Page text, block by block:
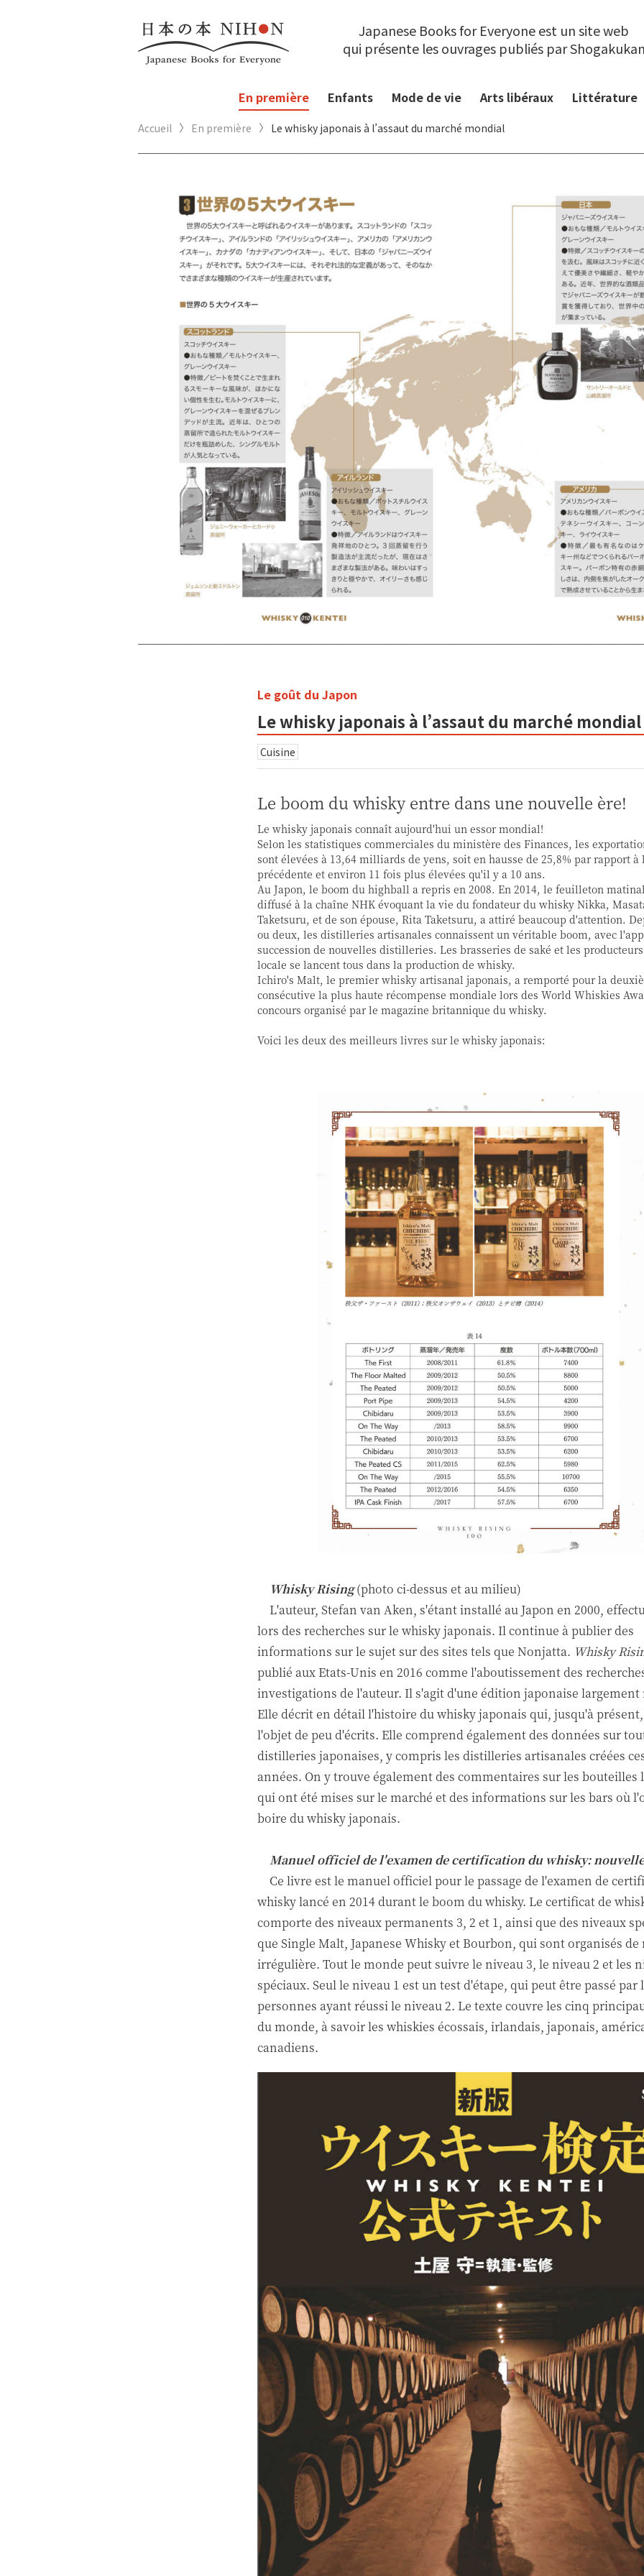
Japanese Books for Everyone est un site web
qui présente les ouvrages publiés par Shogakukan
En première Enfants Mode de vie Arts libéraux Littérature
Accueil En première Le whisky japonais à l’assaut du marché mondial
Le goût du Japon
Le whisky japonais à l’assaut du marché mondial
Cuisine
Le boom du whisky entre dans une nouvelle ère!
Le whisky japonais connaît aujourd'hui un essor mondial!
Selon les statistiques commerciales du ministère des Finances, les
sont élevées à 13,64 milliards de yens, soit en hausse de 25,8% par rapport à
précédente et environ 11 fois plus élevées qu'il y a 10 ans.
Au Japon, le boom du highball a repris en 2008. En 2014, le feuilleton matinal
diffusé à la chaîne NHK évoquant la vie du fondateur du whisky Nikka,
Taketsuru, et de son épouse, Rita Taketsuru, a attiré beaucoup d'attention.
ou deux, les distilleries artisanales connaissent un véritable boom, avec
succession de nouvelles distilleries. Les brasseries de saké et les
locale se lancent tous dans la production de whisky.
Ichiro's Malt, le premier whisky artisanal japonais, a remporté pour la
consécutive la plus haute récompense mondiale lors des World Whiskies
concours organisé par le magazine britannique du whisky.
Voici les deux des meilleurs livres sur le whisky japonais:
Whisky Rising(photo ci-dessus et au milieu)
L'auteur, Stefan van Aken, s'étant installé au Japon en 2000,
lors des recherches sur le whisky japonais. Il continue à publier des
informations sur le sujet sur des sites tels que Nonjatta. Whisky
publié aux Etats-Unis en 2016 comme l'aboutissement des
investigations de l'auteur. Il s'agit d'une édition japonaise largement
Elle décrit en détail l'histoire du whisky japonais qui, jusqu'à
l'objet de peu d'écrits. Elle comprend également des données sur
distilleries japonaises, y compris les distilleries artisanales créées
années. On y trouve également des commentaires sur les bouteilles
qui ont été mises sur le marché et des informations sur les bars où
boire du whisky japonais.
Manuel officiel de l'examen de certification du whisky:
Ce livre est le manuel officiel pour le passage de l'examen de
whisky lancé en 2014 durant le boom du whisky. Le certificat de
comporte des niveaux permanents 3, 2 et 1, ainsi que des niveaux
que Single Malt, Japanese Whisky et Bourbon, qui sont organisés de
irrégulière. Tout le monde peut suivre le niveau 3, le niveau 2 et les
spéciaux. Seul le niveau 1 est un test d'étape, qui peut être passé par
personnes ayant réussi le niveau 2. Le texte couvre les cinq
du monde, à savoir les whiskies écossais, irlandais, japonais,
canadiens.